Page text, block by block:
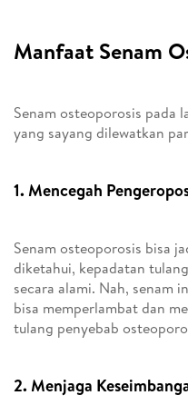
Manfaat Senam
Senam osteoporosis pada
yang sayang dilewatkan
1. Mencegah
Senam osteoporosis bisa
diketahui, kepadatan
secara alami. Nah, senam
bisa memperlambat dan
tulang penyebab
2. Menjaga